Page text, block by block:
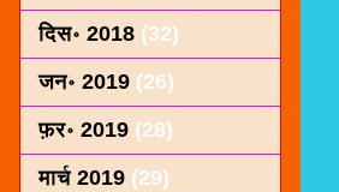
दिस॰ 2018 (32)
जन॰ 2019 (26)
फ़र॰ 2019 (28)
मार्च 2019 (29)